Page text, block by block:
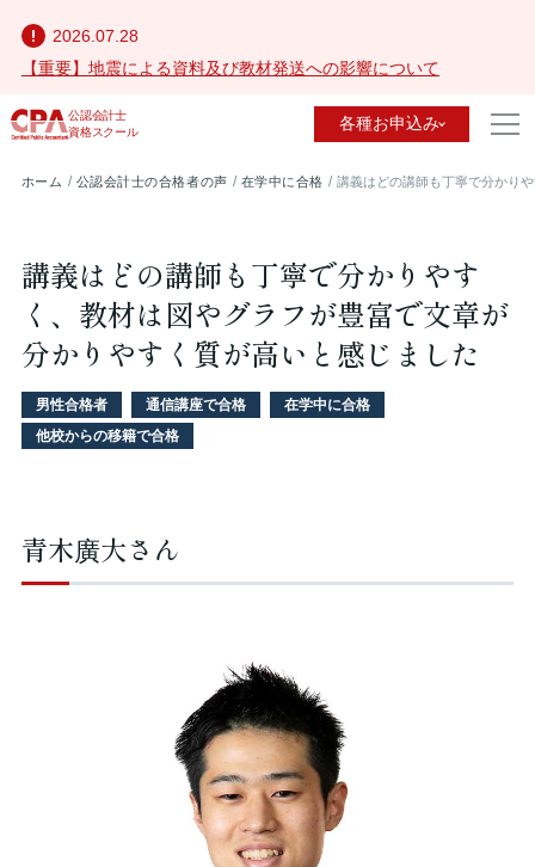
2026.07.28
【重要】地震による資料及び教材発送への影響について
公認会計士
資格スクール
各種お申込み
ホーム 公認会計士の合格者の声 在学中に合格 講義はどの講師も丁寧で分かり
講義はどの講師も丁寧で分かりやす
く、教材は図やグラフが豊富で文章が
分かりやすく質が高いと感じました
男性合格者 通信講座で合格
在学中に合格
他校からの移籍で合格
青木廣大さん